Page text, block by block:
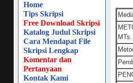
Home
Tips Skripsi
Free Download Skripsi
Katalog Judul Skripsi
Cara Mendapat File
Skripsi Lengkap
Komentar dan
Pertanyaan
Kontak Kami